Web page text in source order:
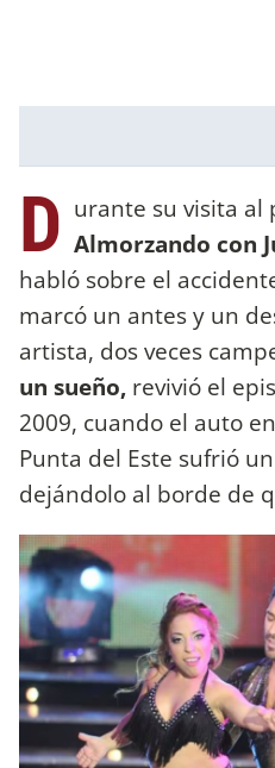
D urante su visita al
Almorzando con
habló sobre el
marcó un antes y un
artista, dos veces
un sueño, revivió el
2009, cuando el auto
Punta del Este sufrió
dejándolo al borde de